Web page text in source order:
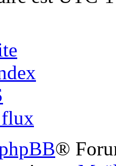
flux
®